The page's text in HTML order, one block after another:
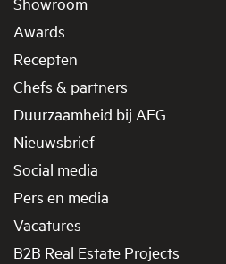
Awards
Recepten
Chefs & partners
Duurzaamheid bij AEG
Nieuwsbrief
Social media
Pers en media
Vacatures
B2B Real Estate Projects